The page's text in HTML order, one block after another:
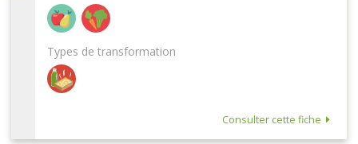
Types de transformation
Consulter cette fiche